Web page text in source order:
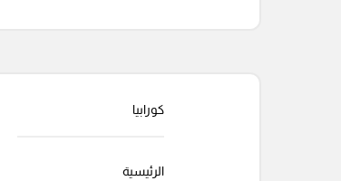
كورابيا
الرئيسية